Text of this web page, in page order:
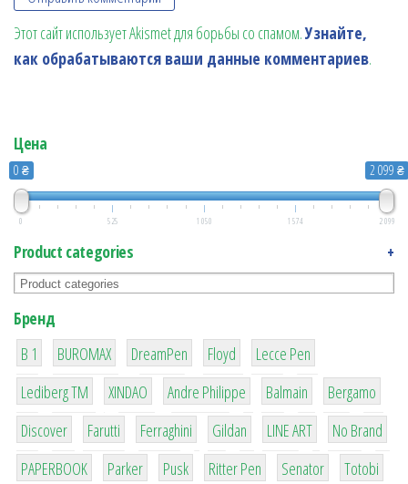
Этот сайт использует Akismet для борьбы со спамом.Узнайте,
как обрабатываются ваши данные комментариев.
Цена
0 ₴ 2 099 ₴
0 525 1 050 1 574 2 099
Product categories +
Бренд
B 1
1
BUROMAX
1
DreamPen
2
Floyd
2
Lecce Pen
3
Lediberg ТМ
3
XINDAO
1
Andre Philippe
4
Balmain
26
Bergamo
64
Discover
299
Farutti
4
Ferraghini
42
Gildan
4
LINE ART
90
No Brand
8
PAPERBOOK
6
Parker
2
Pusk
22
Ritter Pen
15
Senator
43
Totobi